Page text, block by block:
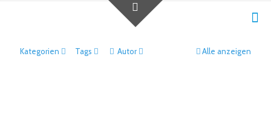
Kategorien Tags Autor Alle anzeigen